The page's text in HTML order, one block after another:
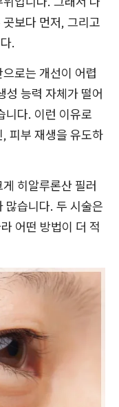
보다 먼저, 그리고
.
로는 개선이 어렵
성 능력 자체가 떨어
니다. 이런 이유로
피부 재생을 유도하
히알루론산 필러
많습니다. 두 시술은
어떤 방법이 더 적